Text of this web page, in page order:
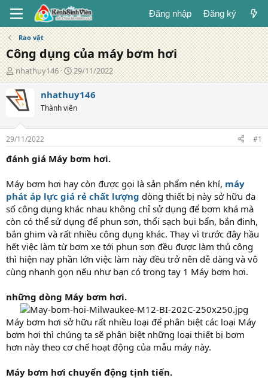
Đăng nhập Đăng ký
Rao vặt
Công dụng của máy bơm hơi
T
á
c
g
ả
nhathuy146
N
g
à
y
đ
g
29/11/2022
nhathuy146
Thành viên
29/11/2022 #1
đánh giá Máy bơm hơi.
Máy bơm hơi hay còn được gọi là sản phẩm nén khí, máy
phát áp lực giá rẻ chất lượng dòng thiết bị này sở hữu đa
số công dụng khác nhau không chỉ sử dụng để bơm khá mà
còn có thể sử dụng để phun sơn, thổi sạch bụi bẩn, bắn đinh,
bắn ghim và rất nhiều công dụng khác. Thay vì trước đây hầu
hết việc làm từ bơm xe tới phun sơn đều được làm thủ công
thì hiện nay phần lớn việc làm này đều trở nên dễ dàng và vô
cùng nhanh gọn nếu như bạn có trong tay 1 Máy bơm hơi.
những dòng Máy bơm hơi.
Máy bơm hơi sở hữu rất nhiều loại để phân biệt các loại Máy
bơm hơi thì chúng ta sẽ phân biệt những loại thiết bị bơm
hơn này theo cơ chế hoạt động của mẫu máy này.
Máy bơm hơi chuyển động tịnh tiến.